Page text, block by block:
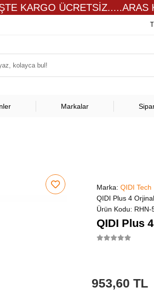
KARGO ÜCRETSİZ.....ARAS
Markalar
Marka: QIDI Tech
QIDI Plus 4 Orjinal
Ürün Kodu: RHN-
QIDI Plus
953,60 TL